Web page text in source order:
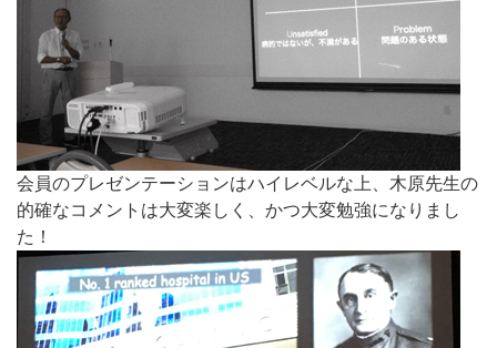
会員のプレゼンテーションはハイレベルな上、木原先生の
的確なコメントは大変楽しく、かつ大変勉強になりまし
た！